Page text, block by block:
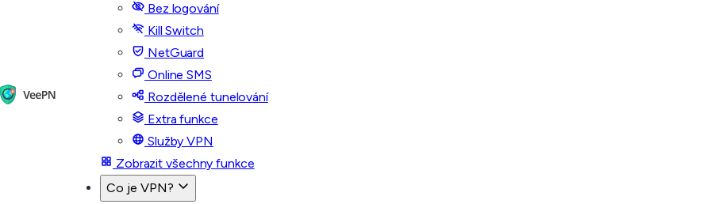
Bez logování
Kill Switch
NetGuard
Online SMS
Rozdělené tunelování
Extra funkce
Služby VPN
Zobrazit všechny funkce
Co je VPN?